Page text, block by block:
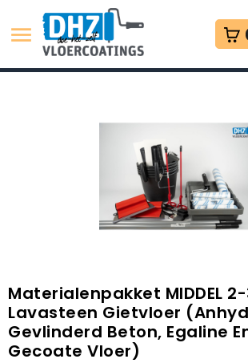

Materialenpakket MIDDEL 2-
Lavasteen Gietvloer
Gevlinderd Beton, Egaline
Gecoate Vloer)